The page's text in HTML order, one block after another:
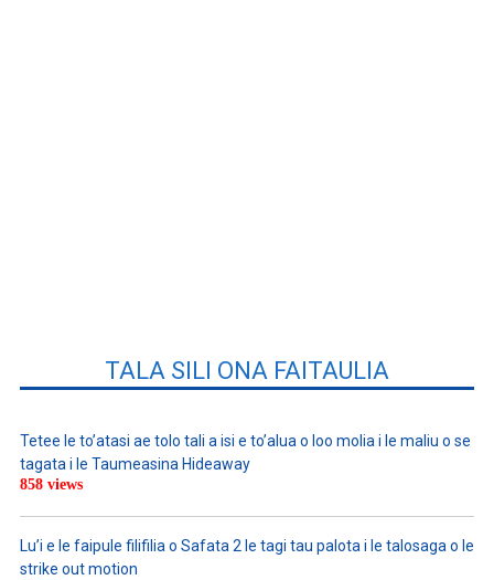
TALA SILI ONA FAITAULIA
Tetee le to’atasi ae tolo tali a isi e to’alua o loo molia i le maliu o se
tagata i le Taumeasina Hideaway
858 views
Lu’i e le faipule filifilia o Safata 2 le tagi tau palota i le talosaga o le
strike out motion